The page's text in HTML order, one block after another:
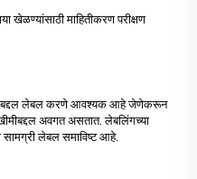
खेळण्यांसाठी माहितीकरण परीक्षण
लेबल करणे आवश्यक आहे जेणेकरून
अवगत असतात. लेबलिंगच्या
लेबल समाविष्ट आहे.